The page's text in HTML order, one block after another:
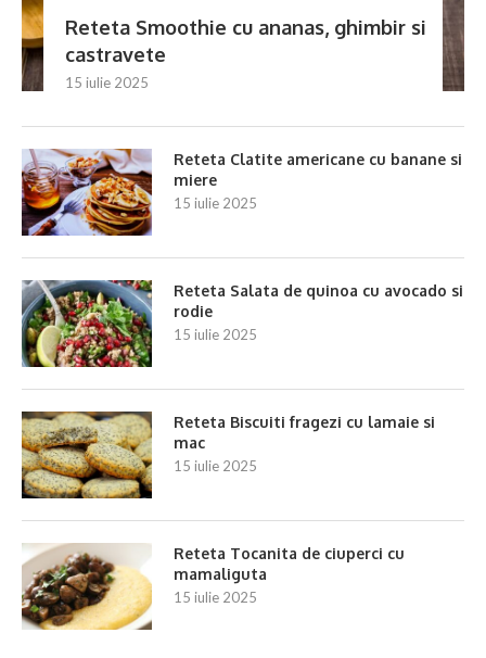
Reteta Smoothie cu ananas, ghimbir si
castravete
15 iulie 2025
Reteta Clatite americane cu banane si
miere
15 iulie 2025
Reteta Salata de quinoa cu avocado si
rodie
15 iulie 2025
Reteta Biscuiti fragezi cu lamaie si
mac
15 iulie 2025
Reteta Tocanita de ciuperci cu
mamaliguta
15 iulie 2025